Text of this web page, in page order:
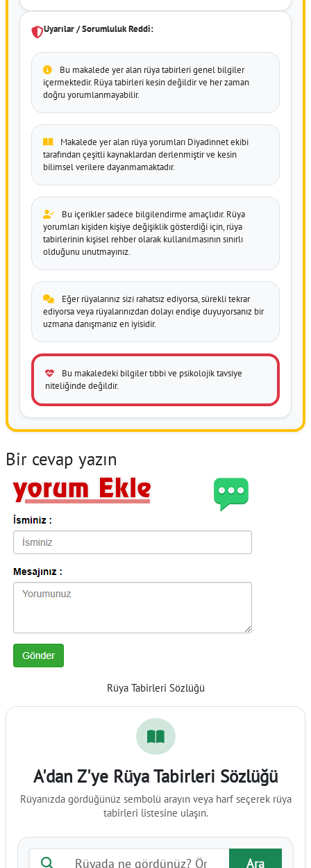
Uyarılar / Sorumluluk Reddi:
Bu makalede yer alan rüya tabirleri genel bilgiler
içermektedir. Rüya tabirleri kesin değildir ve her zaman
doğru yorumlanmayabilir.
Makalede yer alan rüya yorumları Diyadinnet ekibi
tarafından çeşitli kaynaklardan derlenmiştir ve kesin
bilimsel verilere dayanmamaktadır.
Bu içerikler sadece bilgilendirme amaçlıdır. Rüya
yorumları kişiden kişiye değişiklik gösterdiği için, rüya
tabirlerinin kişisel rehber olarak kullanılmasının sınırlı
olduğunu unutmayınız.
Eğer rüyalarınız sizi rahatsız ediyorsa, sürekli tekrar
ediyorsa veya rüyalarınızdan dolayı endişe duyuyorsanız bir
uzmana danışmanız en iyisidir.
Bu makaledeki bilgiler tıbbi ve psikolojik tavsiye
niteliğinde değildir.
Bir cevap yazın
Rüya Tabirleri Sözlüğü
A'dan Z'ye Rüya Tabirleri Sözlüğü
Rüyanızda gördüğünüz sembolü arayın veya harf seçerek rüya
tabirleri listesine ulaşın.
Rüya tabiri ara
Ara